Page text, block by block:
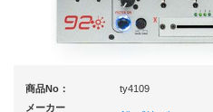
商品No：
ty4109
メーカー